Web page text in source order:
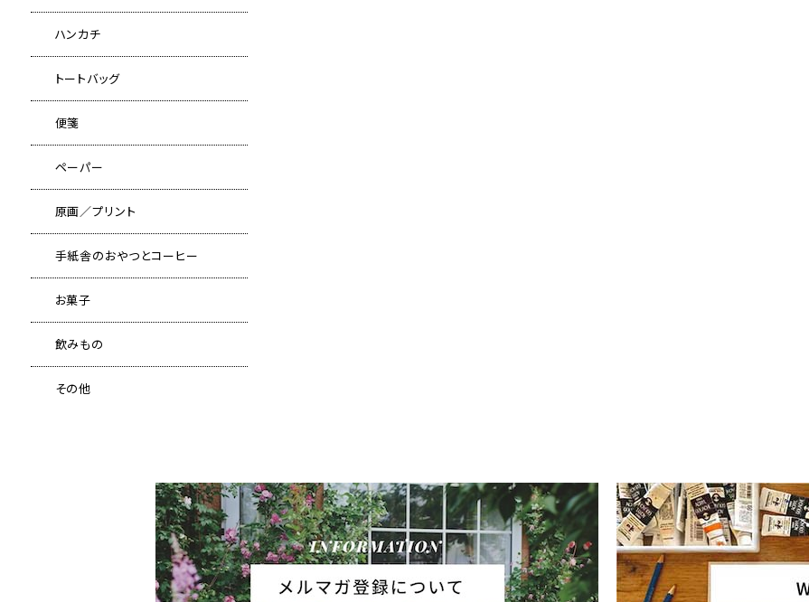
ハンカチ
トートバッグ
便箋
ペーパー
原画／プリント
手紙舎のおやつとコーヒー
お菓子
飲みもの
その他